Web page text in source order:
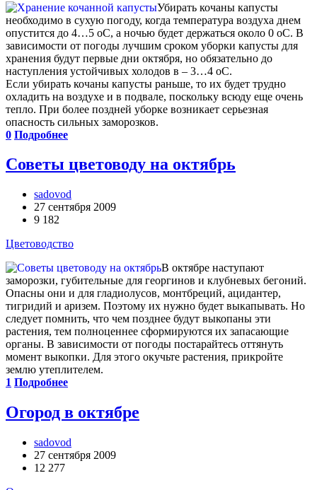
Убирать кочаны капусты
необходимо в сухую погоду, когда температура воздуха днем
опустится до 4…5 оС, а ночью будет держаться около 0 оС. В
зависимости от погоды лучшим сроком уборки капусты для
хранения будут первые дни октября, но обязательно до
наступления устойчивых холодов в – 3…4 оС.
Если убирать кочаны капусты раньше, то их будет трудно
охладить на воздухе и в подвале, поскольку всюду еще очень
тепло. При более поздней уборке возникает серьезная
опасность сильных заморозков.
0 Подробнее
Советы цветоводу на октябрь
sadovod
27 сентября 2009
9 182
Цветоводство
В октябре наступают
заморозки, губительные для георгинов и клубневых бегоний.
Опасны они и для гладиолусов, монтбреций, ацидантер,
тигридий и аризем. Поэтому их нужно будет выкапывать. Но
следует помнить, что чем позднее будут выкопаны эти
растения, тем полноценнее сформируются их запасающие
органы. В зависимости от погоды постарайтесь оттянуть
момент выкопки. Для этого окучьте растения, прикройте
землю утеплителем.
1 Подробнее
Огород в октябре
sadovod
27 сентября 2009
12 277